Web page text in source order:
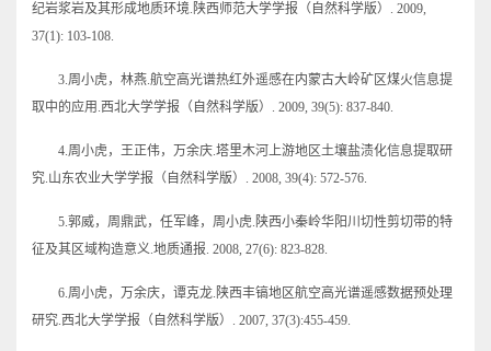
纪岩浆岩及其形成地质环境.陕西师范大学学报（自然科学版）. 2009,
37(1): 103-108.
3.周小虎，林燕.航空高光谱热红外遥感在内蒙古大岭矿区煤火信息提
取中的应用.西北大学学报（自然科学版）. 2009, 39(5): 837-840.
4.周小虎，王正伟，万余庆.塔里木河上游地区土壤盐渍化信息提取研
究.山东农业大学学报（自然科学版）. 2008, 39(4): 572-576.
5.郭威，周鼎武，任军峰，周小虎.陕西小秦岭华阳川切性剪切带的特
征及其区域构造意义.地质通报. 2008, 27(6): 823-828.
6.周小虎，万余庆，谭克龙.陕西丰镐地区航空高光谱遥感数据预处理
研究.西北大学学报（自然科学版）. 2007, 37(3):455-459.